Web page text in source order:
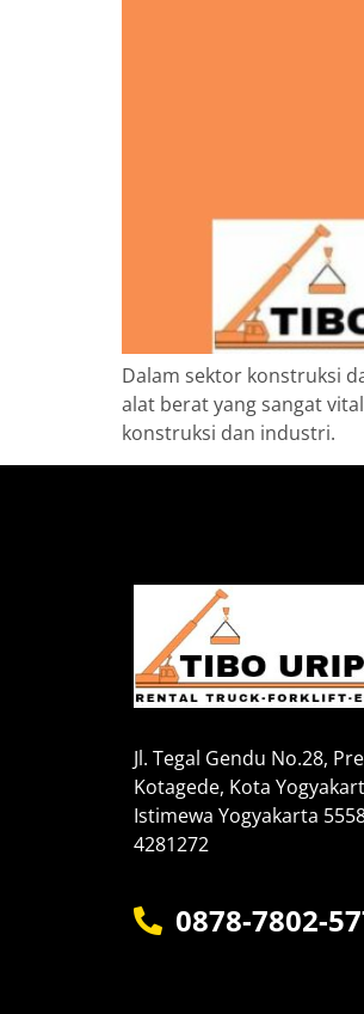
Dalam sektor konstruksi
alat berat yang sangat
konstruksi dan industri.
Jl. Tegal Gendu No.28,
Kotagede, Kota
Istimewa Yogyakarta
4281272
0878-7802-